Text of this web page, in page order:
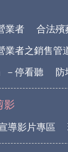
業者 合法殯
業者之銷售管
－停看聽 防
影
導影片專區